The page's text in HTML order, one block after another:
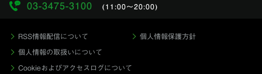
03-3475-3100
(11:00〜20:00)
RSS情報配信について 個人情報保護方針
個人情報の取扱いについて
Cookieおよびアクセスログについて